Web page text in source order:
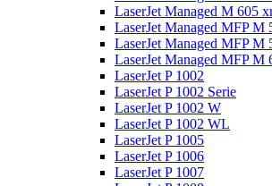
LaserJet Managed M 605
LaserJet Managed MFP M
LaserJet Managed MFP M
LaserJet Managed MFP M
LaserJet P 1002
LaserJet P 1002 Serie
LaserJet P 1002 W
LaserJet P 1002 WL
LaserJet P 1005
LaserJet P 1006
LaserJet P 1007